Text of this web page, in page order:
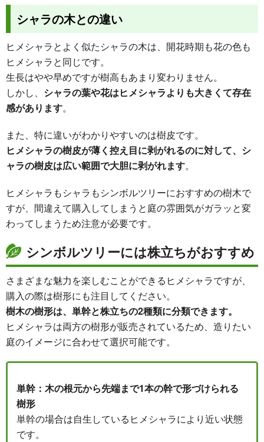
シャラの木との違い
ヒメシャラとよく似たシャラの木は、開花時期も花の色も
ヒメシャラと同じです。
生長はやや早めですが樹高もあまり変わりません。
しかし、 シャラの葉や花はヒメシャラよりも大きくて存在
感があります。
また、特に違いがわかりやすいのは樹皮です。
ヒメシャラの樹皮が薄く控え目に剥がれるのに対して、シ
ャラの樹皮は広い範囲で大胆に剥がれます。
ヒメシャラもシャラもシンボルツリーにおすすめの樹木で
すが、間違えて購入してしまうと庭の雰囲気がガラッと変
わってしまうため注意が必要です。
シンボルツリーには株立ちがおすすめ
さまざまな魅力を楽しむことができるヒメシャラですが、
購入の際は樹形にも注目してください。
樹木の樹形は、単幹と株立ちの2種類に分類できます。
ヒメシャラは両方の樹形が販売されているため、造りたい
庭のイメージに合わせて選択可能です。
単幹：木の根元から先端まで1本の幹で形づけられる
樹形
単幹の場合は自生しているヒメシャラにより近い状態
です。